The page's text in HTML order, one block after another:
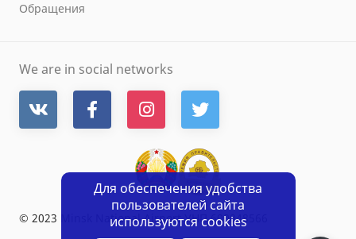
Обращения
We are in social networks
© 2023 Minsk National Airport УНП 600048566
Для обеспечения удобства
пользователей сайта
используются cookies